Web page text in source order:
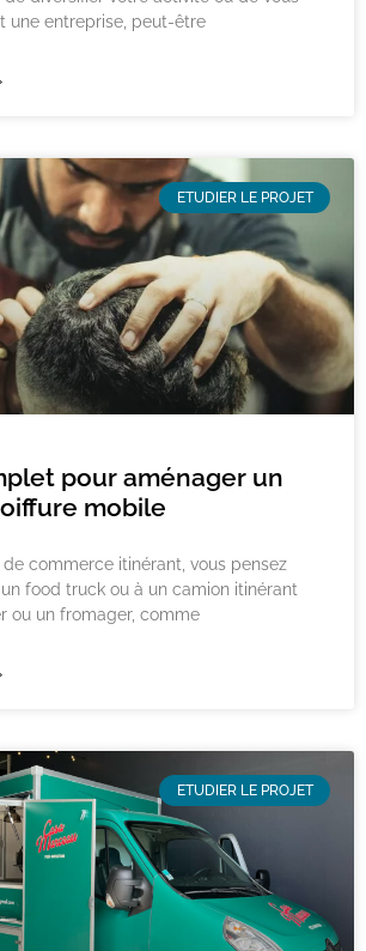
une entreprise, peut-être
ETUDIER LE PROJET
pour aménager un
mobile
commerce itinérant, vous pensez
food truck ou à un camion itinérant
ou un fromager, comme
ETUDIER LE PROJET